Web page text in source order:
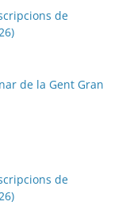
de
de la Gent Gran
de